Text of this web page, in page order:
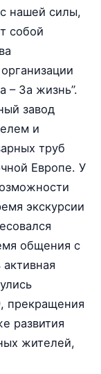
нашей силы,
собой
– За жизнь”.
завод
и
труб
Европе. У
экскурсии
общения с
прекращения
развития
жителей,